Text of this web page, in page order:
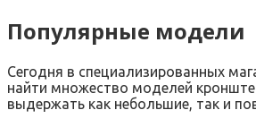
Популярные модели
Сегодня в специализированных
найти множество моделей
выдержать как небольшие, так и